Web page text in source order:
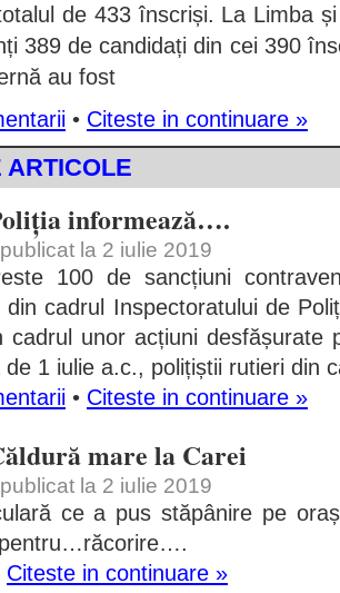
de 433 înscriși. La Limba
389 de candidați din cei 390
au fost
• Citeste in continuare »
ARTICOLE
informează….
publicat la 2 iulie 2019
100 de sancțiuni
din cadrul Inspectoratului de
unor acțiuni desfășurate
1 iulie a.c., polițiștii rutieri din
• Citeste in continuare »
mare la Carei
publicat la 2 iulie 2019
ce a pus stăpânire pe
Citeste in continuare »